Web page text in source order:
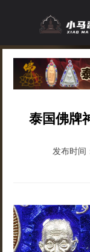
泰国佛牌
发布时间